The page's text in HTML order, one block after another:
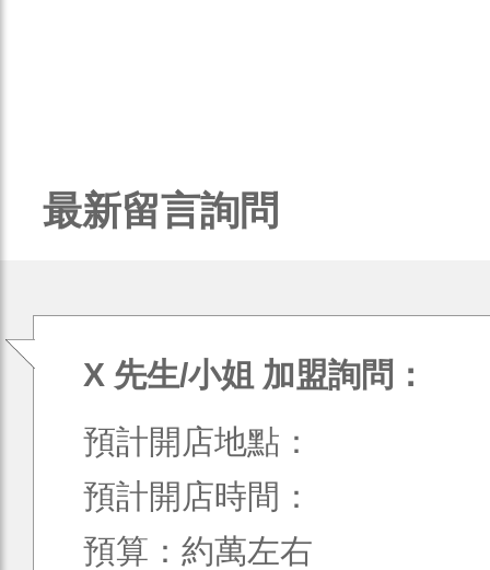
最新留言詢問
X 先生/小姐 加盟詢問：
預計開店地點：
預計開店時間：
預算：約萬左右